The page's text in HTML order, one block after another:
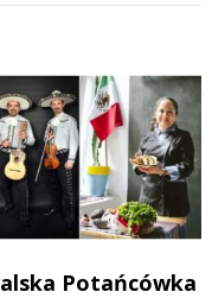
Potańcówka